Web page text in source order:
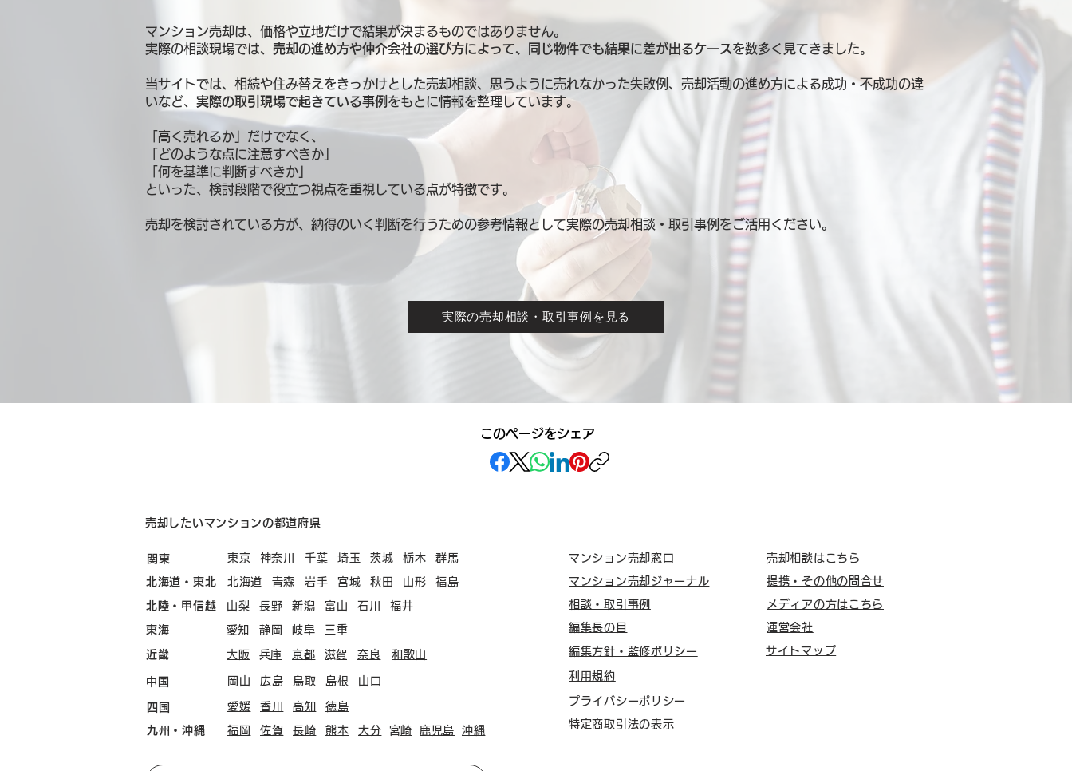
マンション売却は、価格や立地だけで結果が決まるものではありません。
実際の相談現場では、 売却の進め方や仲介会社の選び方によって、同じ物件でも結果に差が出るケースを数多く見てきました。
当サイトでは、相続や住み替えをきっかけとした売却相談、思うように売れなかった失敗例、売却活動の進め方による成功・不成功の違
いなど、 実際の取引現場で起きている事例 をもとに情報を整理しています。
「高く売れるか」だけでなく、
「どのような点に注意すべきか」
「何を基準に判断すべきか」
といった、検討段階で役立つ視点を重視している点が特徴です。
売却を検討されている方が、納得のいく判断を行うための参考情報として実際の売却相談・取引事例をご活用ください。
実際の売却相談・取引事例を見る
このページをシェア
売却したいマンションの都道府県
関東
北海道・東北
北陸・甲信越
東海
東京 ​神奈川 千葉 埼玉 茨城 栃木
北海道 ​青森 岩手 宮城 秋田 山形
山梨
​愛知
長野
静岡
新潟
岐阜
富山 石川 福井
三重
群馬
福島
近畿 大阪 ​兵庫 京都 ​滋賀 奈良 和歌山
中国 岡山 広島 鳥取 島根 山口
四国
九州・沖縄
愛媛
福岡
香川
佐賀
高知
長崎
徳島
熊本 大分 ​宮崎 鹿児島 沖縄
マンション売却窓口
マンション売却ジャーナル
相談・取引事例
編集長の目
編集方針・監修ポリシー
売却相談はこちら
提携・その他の問合せ
メディアの方はこちら
運営会社
サイトマップ
利用規約
プライバシーポリシー
特定商取引法の表示